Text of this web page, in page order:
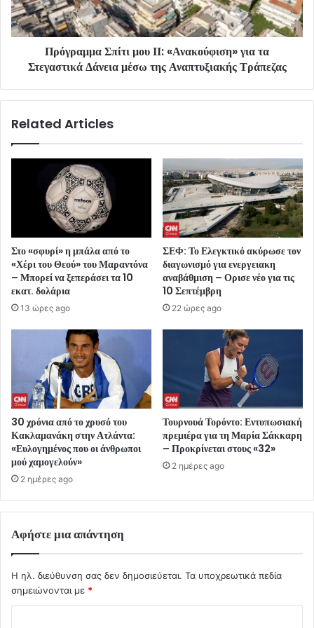
Πρόγραμμα Σπίτι μου ΙΙ: «Ανακούφιση» για τα
Στεγαστικά Δάνεια μέσω της Αναπτυξιακής Τράπεζας
Related Articles
Στο «σφυρί» η μπάλα από το
«Χέρι του Θεού» του Μαραντόνα
– Μπορεί να ξεπεράσει τα 10
εκατ. δολάρια
13 ώρες ago
ΣΕΦ: Το Ελεγκτικό ακύρωσε τον
διαγωνισμό για ενεργειακη
αναβάθμιση – Ορισε νέο για τις
10 Σεπτέμβρη
22 ώρες ago
30 χρόνια από το χρυσό του
Κακλαμανάκη στην Ατλάντα:
«Ευλογημένος που οι άνθρωποι
μού χαμογελούν»
2 ημέρες ago
Τουρνουά Τορόντο: Εντυπωσιακή
πρεμιέρα για τη Μαρία Σάκκαρη
– Προκρίνεται στους «32»
2 ημέρες ago
Αφήστε μια απάντηση
Η ηλ. διεύθυνση σας δεν δημοσιεύεται. Τα υποχρεωτικά πεδία
σημειώνονται με *